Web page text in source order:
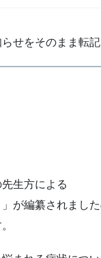
せをそのまま転
生方による
」が編纂されまし